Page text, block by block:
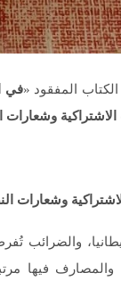
الكتاب المفقود «في
وشعارات
وشعارات
والضرائب
والمصارف فيها